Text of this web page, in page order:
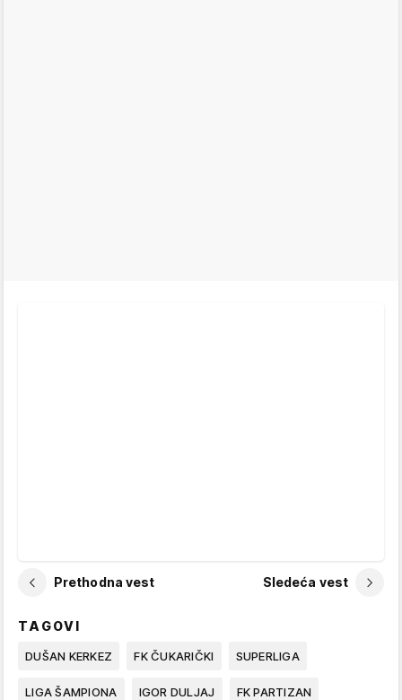
Prethodna vest Sledeća vest
TAGOVI
DUŠAN KERKEZ FK ČUKARIČKI SUPERLIGA
LIGA ŠAMPIONA IGOR DULJAJ FK PARTIZAN